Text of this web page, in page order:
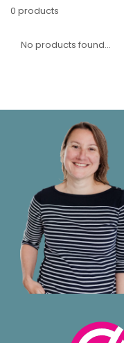
0 products
No products found...